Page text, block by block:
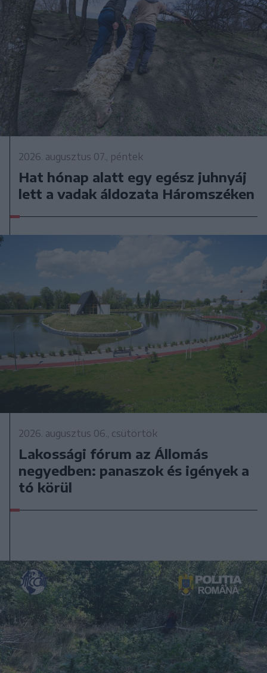
2026. augusztus 07., péntek
Hat hónap alatt egy egész juhnyáj
lett a vadak áldozata Háromszéken
2026. augusztus 06., csütörtök
Lakossági fórum az Állomás
negyedben: panaszok és igények a
tó körül